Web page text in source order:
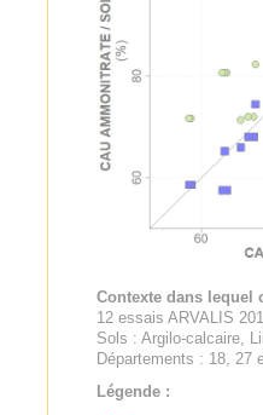
Contexte dans lequel
12 essais ARVALIS
Sols : Argilo-calcaire,
Départements : 18, 27
Légende :